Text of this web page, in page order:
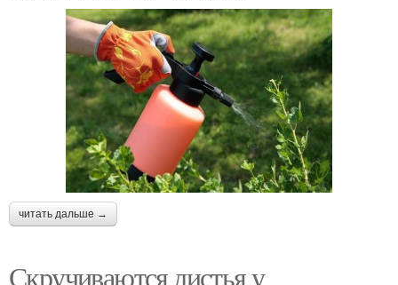
читать дальше →
Скручиваются листья у